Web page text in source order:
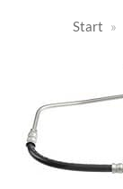
Start »